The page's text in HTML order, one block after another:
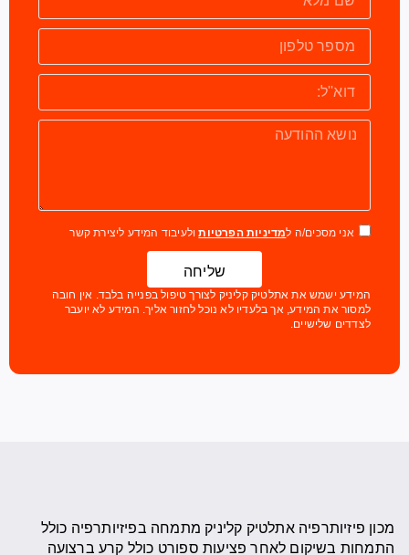
אני מסכים/ה למדיניות הפרטיותולעיבוד המידע ליצירת קשר
שליחה
המידע ישמש את אתלטיק קליניק לצורך טיפול בפנייה בלבד. אין חובה
למסור את המידע, אך בלעדיו לא נוכל לחזור אליך. המידע לא יועבר
לצדדים שלישיים.
מכון פיזיותרפיה אתלטיק קליניק מתמחה בפיזיותרפיה כולל
התמחות בשיקום לאחר פציעות ספורט כולל קרע ברצועה